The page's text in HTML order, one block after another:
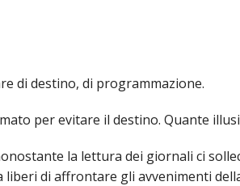
MIGRANTES
di destino, di programmazione.
per evitare il destino. Quante
la lettura dei giornali ci
liberi di affrontare gli avvenimenti